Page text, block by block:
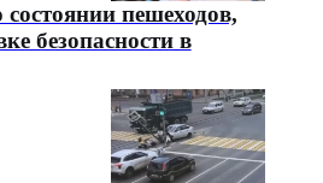
состоянии пешеходов,
безопасности в